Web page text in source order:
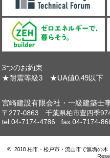
3つのお約束
★耐震等級3 ★UA値0.49以下
宮崎建設有限会社・一級建築士
〒277-0863 千葉県柏市豊四季
tel.04-7174-4786 fax.04-7174-
© 2018 柏市・松戸市・流山市で無垢の木